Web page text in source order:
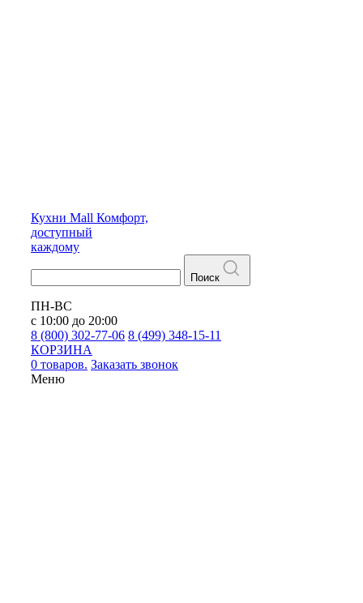
Кухни Mall Комфорт,
доступный
каждому
Поиск
ПН-ВС
с 10:00 до 20:00
8 (800) 302-77-06 8 (499) 348-15-11
КОРЗИНА
0 товаров. Заказать звонок
Меню